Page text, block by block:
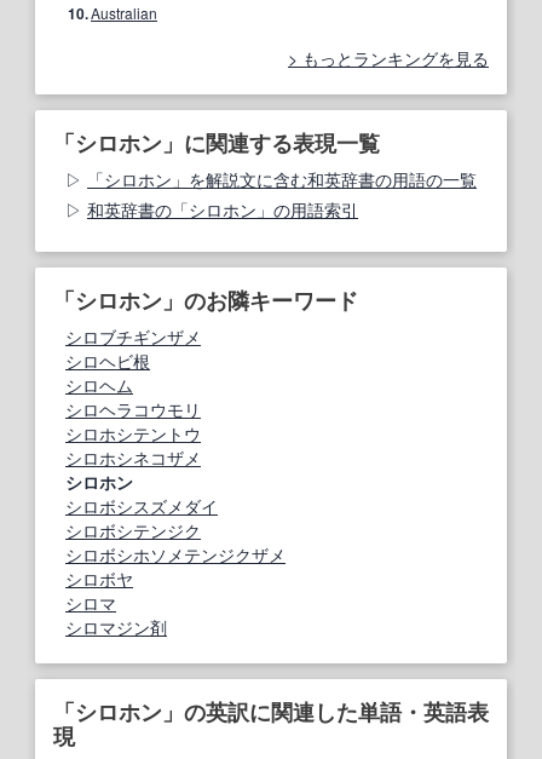
10.Australian
もっとランキングを見る
「シロホン」に関連する表現一覧
「シロホン」を解説文に含む和英辞書の用語の一覧
和英辞書の「シロホン」の用語索引
「シロホン」のお隣キーワード
シロブチギンザメ
シロヘビ根
シロヘム
シロヘラコウモリ
シロホシテントウ
シロホシネコザメ
シロホン
シロボシスズメダイ
シロボシテンジク
シロボシホソメテンジクザメ
シロボヤ
シロマ
シロマジン剤
「シロホン」の英訳に関連した単語・英語表
現